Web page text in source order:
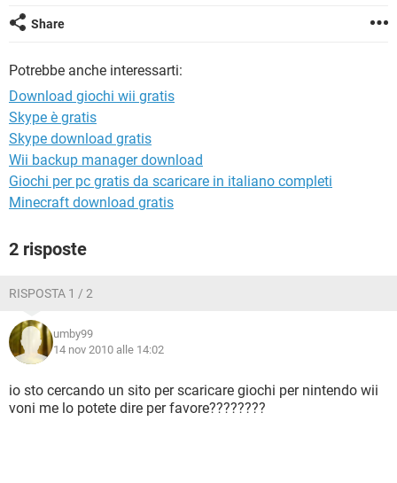
HARDWARE
Share
Potrebbe anche interessarti:
Download giochi wii gratis
Skype è gratis
Skype download gratis
Wii backup manager download
Giochi per pc gratis da scaricare in italiano completi
Minecraft download gratis
2 risposte
RISPOSTA 1 / 2
umby99
14 nov 2010 alle 14:02
io sto cercando un sito per scaricare giochi per nintendo wii
voni me lo potete dire per favore????????